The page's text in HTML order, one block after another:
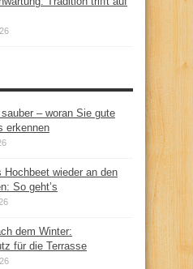
– woran Sie gute
erkennen
Hochbeet wieder an den
So geht’s
dem Winter:
für die Terrasse